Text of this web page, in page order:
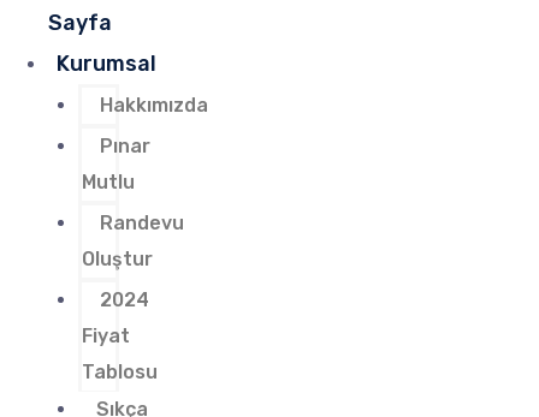
Sayfa
Kurumsal
Hakkımızda
Pınar
Mutlu
Randevu
Oluştur
2024
Fiyat
Tablosu
Sıkça